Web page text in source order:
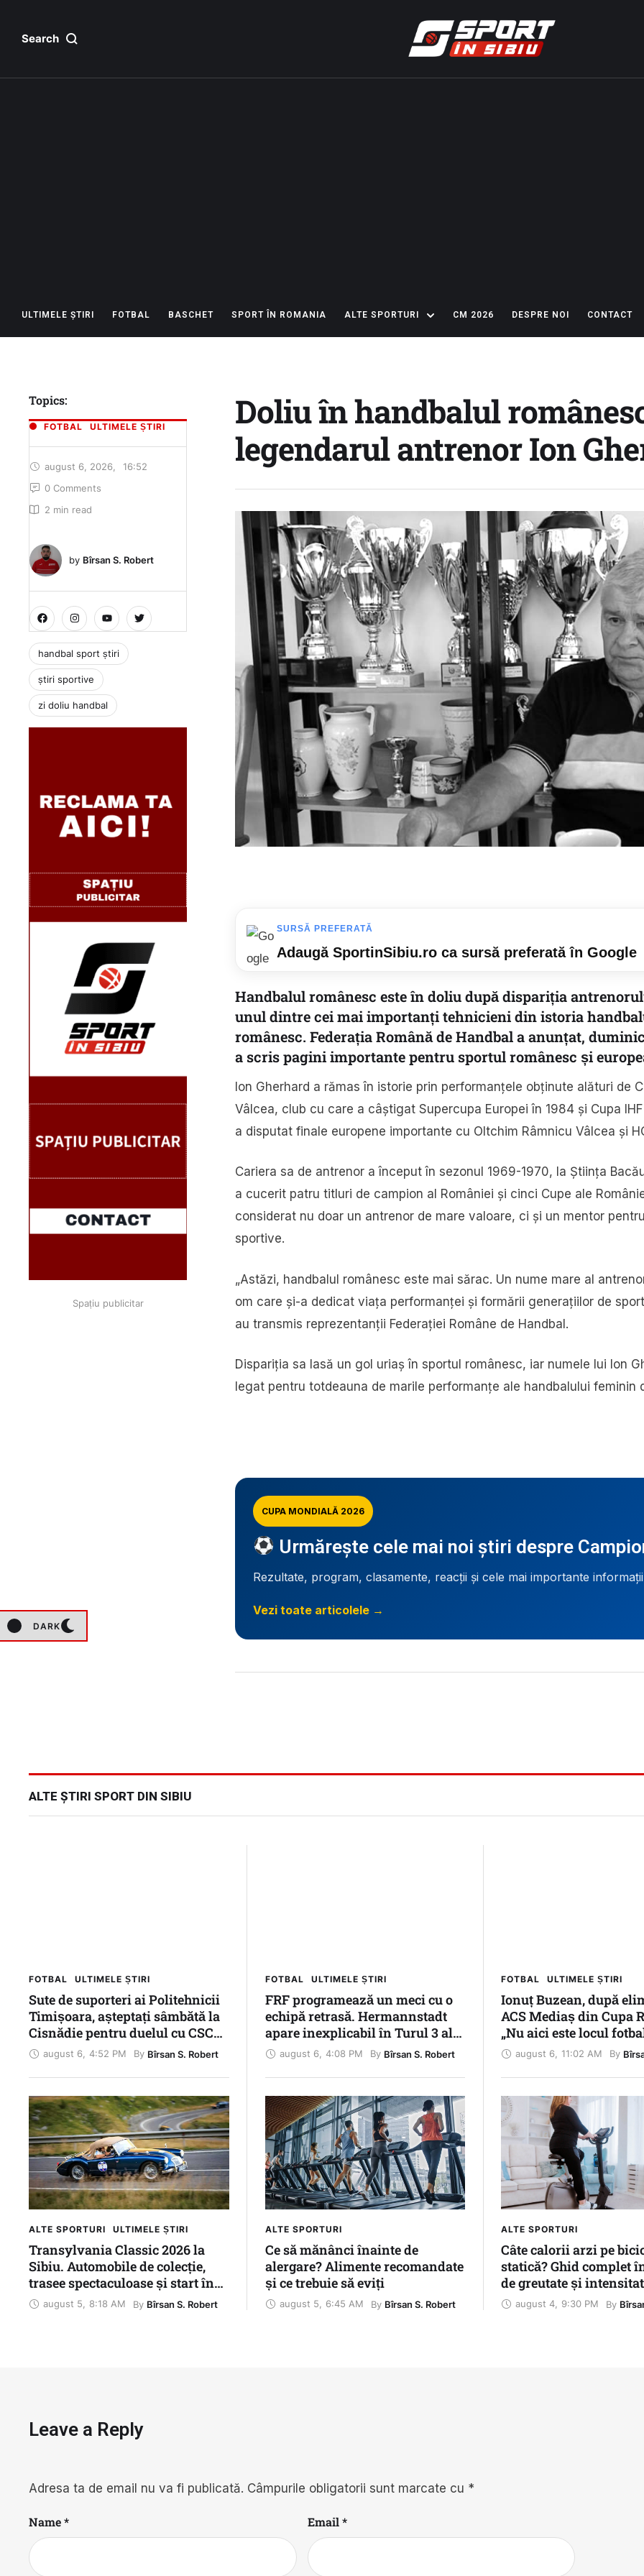
Search
ULTIMELE ȘTIRI FOTBAL BASCHET SPORT ÎN ROMANIA ALTE SPORTURI CM 2026 DESPRE NOI CONTACT
DARK
Topics:
FOTBAL ULTIMELE ȘTIRI
august 6, 2026
16:52
0 Comments
2 min read
by Bîrsan S. Robert
handbal sport știri
știri sportive
zi doliu handbal
Spațiu publicitar
Doliu în handbalul
legendarul antrenor Ion
SURSĂ PREFERATĂ
Adaugă SportinSibiu.ro ca sursă preferată în Google
Handbalul românesc este în doliu după dispariția
unul dintre cei mai importanți tehnicieni din istoria
românesc. Federația Română de Handbal a anunțat,
a scris pagini importante pentru sportul românesc și
Ion Gherhard a rămas în istorie prin performanțele obținute alături de
Vâlcea, club cu care a câștigat Supercupa Europei în 1984 și Cupa
a disputat finale europene importante cu Oltchim Râmnicu Vâlcea și
Cariera sa de antrenor a început în sezonul 1969-1970, la Știința
a cucerit patru titluri de campion al României și cinci Cupe ale
considerat nu doar un antrenor de mare valoare, ci și un mentor
sportive.
„Astăzi, handbalul românesc este mai sărac. Un nume mare al
om care și-a dedicat viața performanței și formării generațiilor de
au transmis reprezentanții Federației Române de Handbal.
Dispariția sa lasă un gol uriaș în sportul românesc, iar numele lui Ion
legat pentru totdeauna de marile performanțe ale handbalului feminin
CUPA MONDIALĂ 2026
Urmărește cele mai noi știri despre
Rezultate, program, clasamente, reacții și cele mai importante
Vezi toate articolele →
ALTE ȘTIRI SPORT DIN SIBIU
FOTBAL ULTIMELE ȘTIRI
Sute de suporteri ai Politehnicii
Timișoara, așteptați sâmbătă la
Cisnădie pentru duelul cu CSC
Șelimbăr
august 6 4:52 PM By Bîrsan S. Robert
FOTBAL ULTIMELE ȘTIRI
FRF programează un meci cu o
echipă retrasă. Hermannstadt
apare inexplicabil în Turul 3 al
Cupei României
august 6, 4:08 PM By Bîrsan S. Robert
FOTBAL ULTIMELE ȘTIRI
Ionuț Buzean, după
ACS Mediaș din Cupa
„Nu aici este locul
medieșean. Trebuie să
august 6 11:02 AM By
ALTE SPORTURI ULTIMELE ȘTIRI
Transylvania Classic 2026 la
Sibiu. Automobile de colecție,
trasee spectaculoase și start în
Piața Mică
august 5, 8:18 AM By Bîrsan S. Robert
ALTE SPORTURI
Ce să mănânci înainte de
alergare? Alimente recomandate
și ce trebuie să eviți
august 5, 6:45 AM By Bîrsan S. Robert
ALTE SPORTURI
Câte calorii arzi pe
statică? Ghid complet
de greutate și
antrenamentului
august 4, 9:30 PM By
Leave a Reply
Adresa ta de email nu va fi publicată. Câmpurile obligatorii sunt marcate cu *
Name * Email *